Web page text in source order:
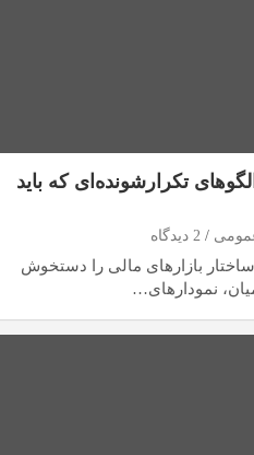
تکرارشونده‌ای که باید
2 دیدگاه
بازارهای مالی را دستخوش
نمودارهای…